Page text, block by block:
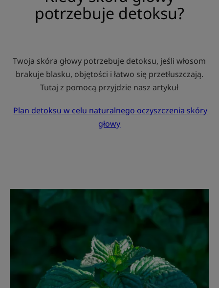
potrzebuje detoksu?
Twoja skóra głowy potrzebuje detoksu, jeśli włosom
brakuje blasku, objętości i łatwo się przetłuszczają.
Tutaj z pomocą przyjdzie nasz artykuł
Plan detoksu w celu naturalnego oczyszczenia skóry
głowy